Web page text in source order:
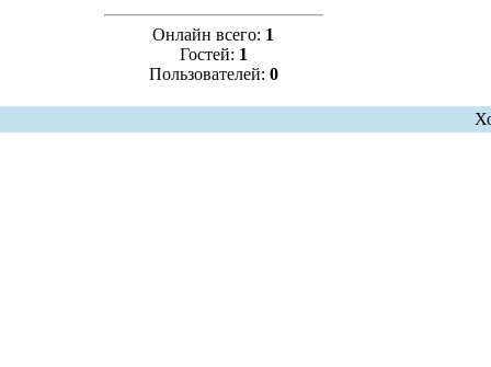
Онлайн всего: 1
Гостей: 1
Пользователей: 0